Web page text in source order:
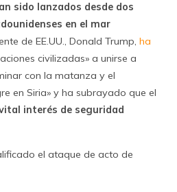
sido lanzados desde dos
en el mar
de EE.UU., Donald Trump, ha
civilizadas» a unirse a
con la matanza y el
en Siria» y ha subrayado que el
interés de seguridad
el ataque de acto de